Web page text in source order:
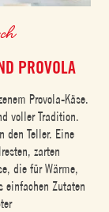
PROVOLA
Provola-Käse.
voller Tradition.
den Teller. Eine
zarten
die für Wärme,
einfachen Zutaten